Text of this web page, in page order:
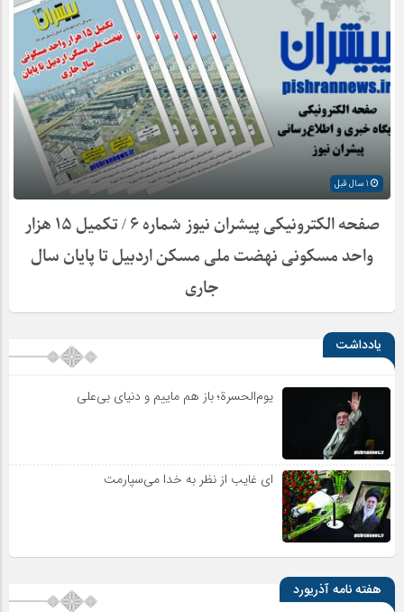
صفحه الکترونیکی پیشران نیوز شماره ۶ / تکمیل ۱۵ هزار
واحد مسکونی نهضت ملی مسکن اردبیل تا پایان سال
جاری
یادداشت
یوم‌الحسرة؛ باز هم ماییم و دنیای بی‌علی
ای غایب از نظر به خدا می‌سپارمت
هفته نامه آذریورد